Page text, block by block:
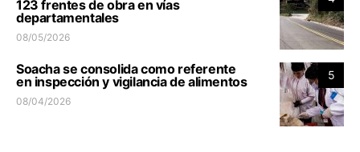
123 frentes de obra en vías
departamentales
08/05/2026
5
Soacha se consolida como referente
en inspección y vigilancia de alimentos
08/04/2026